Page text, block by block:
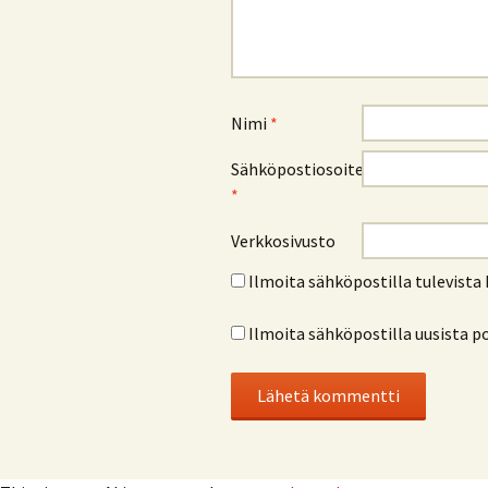
Nimi *
Sähköpostiosoite
*
Verkkosivusto
Ilmoita sähköpostilla tulevista
Ilmoita sähköpostilla uusista